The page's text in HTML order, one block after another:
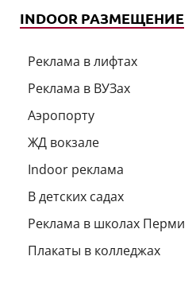
INDOOR РАЗМЕЩЕНИЕ
Реклама в лифтах
Реклама в ВУЗах
Аэропорту
ЖД вокзале
Indoor реклама
В детских садах
Реклама в школах Перми
Плакаты в колледжах